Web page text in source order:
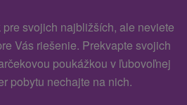
svojich najbližších, ale neviete
Vás riešenie. Prekvapte svojich
poukážkou v ľubovoľnej
pobytu nechajte na nich.